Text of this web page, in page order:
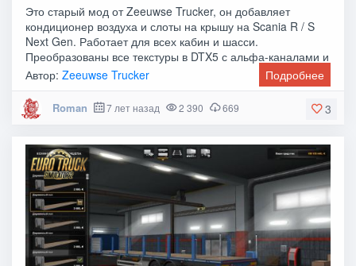
Это старый мод от Zeeuwse Trucker, он добавляет
кондиционер воздуха и слоты на крышу на Scania R / S
Next Gen. Работает для всех кабин и шасси.
Преобразованы все текстуры в DTX5 с альфа-каналами и
Автор:Zeeuwse Trucker Подробнее
3
Roman 7 лет назад 2 390 669